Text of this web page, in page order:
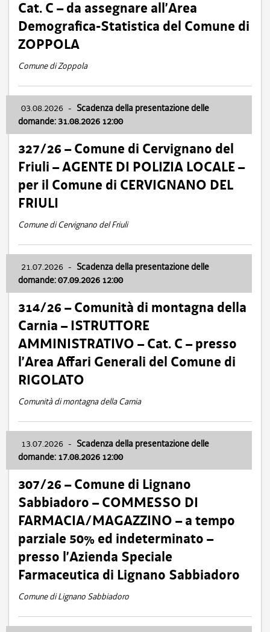
Cat. C – da assegnare all’Area
Demografica-Statistica del Comune di
ZOPPOLA
Comune di Zoppola
03.08.2026 - Scadenza della presentazione delle
domande: 31.08.2026 12:00
327/26 – Comune di Cervignano del
Friuli – AGENTE DI POLIZIA LOCALE –
per il Comune di CERVIGNANO DEL
FRIULI
Comune di Cervignano del Friuli
21.07.2026 - Scadenza della presentazione delle
domande: 07.09.2026 12:00
314/26 – Comunità di montagna della
Carnia – ISTRUTTORE
AMMINISTRATIVO – Cat. C – presso
l’Area Affari Generali del Comune di
RIGOLATO
Comunità di montagna della Carnia
13.07.2026 - Scadenza della presentazione delle
domande: 17.08.2026 12:00
307/26 – Comune di Lignano
Sabbiadoro – COMMESSO DI
FARMACIA/MAGAZZINO – a tempo
parziale 50% ed indeterminato –
presso l’Azienda Speciale
Farmaceutica di Lignano Sabbiadoro
Comune di Lignano Sabbiadoro